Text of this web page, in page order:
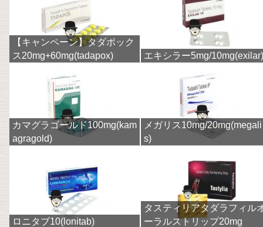
【キャンペーン】タダポック
ス20mg+60mg(tadapox)
エキシラー5mg/10mg(exilar)
カマグラゴールド100mg(kam
agragold)
メガリス10mg/20mg(megali
s)
ロニタブ10(lonitab)
タスティリアタダラフィル
ーラルストリップ20mg